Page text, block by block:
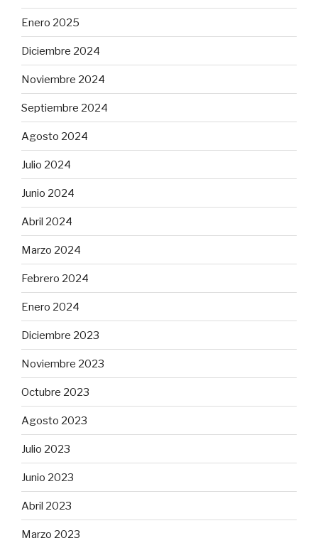
Enero 2025
Diciembre 2024
Noviembre 2024
Septiembre 2024
Agosto 2024
Julio 2024
Junio 2024
Abril 2024
Marzo 2024
Febrero 2024
Enero 2024
Diciembre 2023
Noviembre 2023
Octubre 2023
Agosto 2023
Julio 2023
Junio 2023
Abril 2023
Marzo 2023